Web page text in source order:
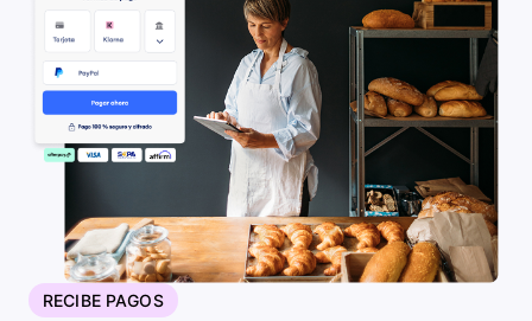
RECIBE PAGOS